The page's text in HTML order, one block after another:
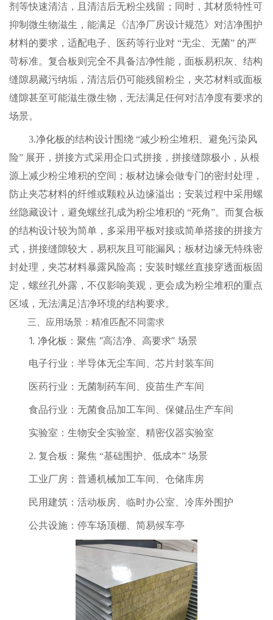
剂等快速清洁，且清洁后无粉尘残留；同时，其材质特性可
抑制微生物滋生，能满足《洁净厂房设计规范》对洁净围护
材料的要求，适配电子、医药等行业对 “无尘、无菌” 的严
苛标准。复合板则完全不具备洁净性能，面板易积灰、结构
缝隙易藏污纳垢，清洁后仍可能残留粉尘，夹芯材料或面板
缝隙甚至可能滋生微生物，无法满足任何对洁净度有要求的
场景。
3.净化板的结构设计围绕 “减少粉尘堆积、避免污染风
险” 展开，拼接方式采用企口式拼接，拼接缝隙极小，从根
源上减少粉尘堆积的空间；板材边缘会做专门的密封处理，
防止夹芯材料的纤维或颗粒从边缘溢出；安装过程中采用螺
丝隐藏设计，避免螺丝孔成为粉尘堆积的 “死角”。而复合板
的结构设计较为简单，多采用平板对接或简单搭接的拼接方
式，拼接缝隙较大，易积灰且可能漏风；板材边缘无特殊密
封处理，夹芯材料暴露风险高；安装时螺丝直接穿透面板固
定，螺丝孔外露，不仅影响美观，更会成为粉尘堆积的重点
区域，无法满足洁净环境的结构要求。
三、应用场景：精准匹配不同需求
1. 净化板 ：聚焦 “高洁净、高要求” 场景
电子行业：半导体无尘车间、芯片封装车间
医药行业：无菌制药车间、疫苗生产车间
食品行业：无菌食品加工车间、保健品生产车间
实验室：生物安全实验室、精密仪器实验室
2. 复合板：聚焦 “基础围护、低成本” 场景
工业厂房：普通机械加工车间、仓储库房
民用建筑：活动板房、临时办公室、冷库外围护
公共设施：停车场顶棚、简易候车亭